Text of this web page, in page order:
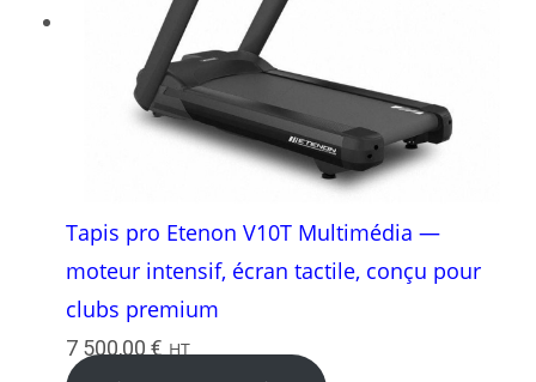
Tapis pro Etenon V10T Multimédia —
moteur intensif, écran tactile, conçu pour
clubs premium
7 500,00 € HT